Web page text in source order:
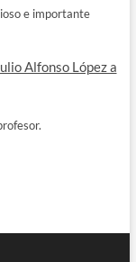
e importante
Alfonso López a